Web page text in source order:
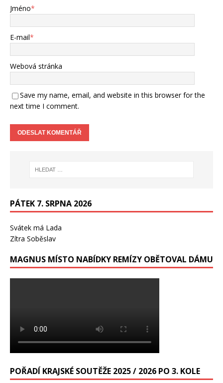
Jméno*
E-mail*
Webová stránka
Save my name, email, and website in this browser for the
next time I comment.
PÁTEK 7. SRPNA 2026
Svátek má Lada
Zítra Soběslav
MAGNUS MÍSTO NABÍDKY REMÍZY OBĚTOVAL DÁMU
POŘADÍ KRAJSKÉ SOUTĚŽE 2025 / 2026 PO 3. KOLE